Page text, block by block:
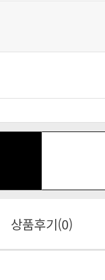
상품후기(0)